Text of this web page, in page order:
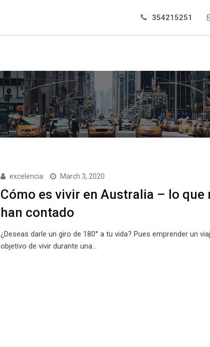
354215251
excelencia March 3, 2020
Cómo es vivir en Australia – lo que
han contado
¿Deseas darle un giro de 180° a tu vida? Pues emprender un
objetivo de vivir durante una…